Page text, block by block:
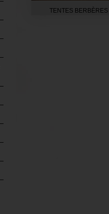
TENTES BERBÈRES